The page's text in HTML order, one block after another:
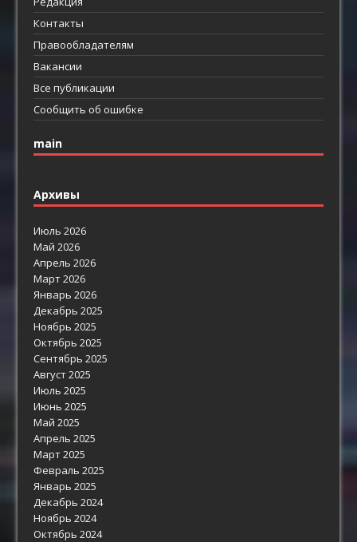
Контакты
Правообладателям
Вакансии
Все публикации
Сообщить об ошибке
main
Архивы
Июль 2026
Май 2026
Апрель 2026
Март 2026
Январь 2026
Декабрь 2025
Ноябрь 2025
Октябрь 2025
Сентябрь 2025
Август 2025
Июль 2025
Июнь 2025
Май 2025
Апрель 2025
Март 2025
Февраль 2025
Январь 2025
Декабрь 2024
Ноябрь 2024
Октябрь 2024